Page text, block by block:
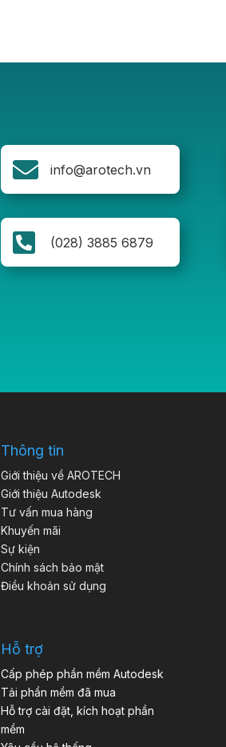
 info@arotech.vn
 (028) 3885 6879
Thông tin
Giới thiệu về AROTECH
Giới thiệu Autodesk
Tư vấn mua hàng
Khuyến mãi
Sự kiện
Chính sách bảo mật
Điều khoản sử dụng
Hỗ trợ
Cấp phép phần mềm Autodesk
Tải phần mềm đã mua
Hỗ trợ cài đặt, kích hoạt phần
mềm